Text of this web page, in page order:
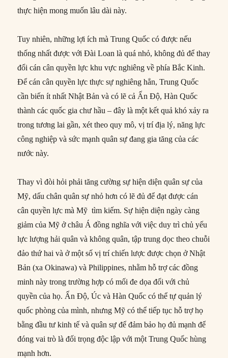
thực hiện mong muốn lâu dài này.
Tuy nhiên, những lợi ích mà Trung Quốc có được nếu
thống nhất được với Đài Loan là quá nhỏ, không đủ để thay
đổi cán cân quyền lực khu vực nghiêng về phía Bắc Kinh.
Để cán cân quyền lực thực sự nghiêng hẳn, Trung Quốc
cần biến ít nhất Nhật Bản và có lẽ cả Ấn Độ, Hàn Quốc
thành các quốc gia chư hầu – đây là một kết quả khó xảy ra
trong tương lai gần, xét theo quy mô, vị trí địa lý, năng lực
công nghiệp và sức mạnh quân sự đang gia tăng của các
nước này.
Thay vì đòi hỏi phải tăng cường sự hiện diện quân sự của
Mỹ, dấu chân quân sự nhỏ hơn có lẽ đủ để đạt được cán
cân quyền lực mà Mỹ tìm kiếm. Sự hiện diện ngày càng
giảm của Mỹ ở châu Á đồng nghĩa với việc duy trì chủ yếu
lực lượng hải quân và không quân, tập trung dọc theo chuỗi
đảo thứ hai và ở một số vị trí chiến lược được chọn ở Nhật
Bản (xa Okinawa) và Philippines, nhằm hỗ trợ các đồng
minh này trong trường hợp có mối đe dọa đối với chủ
quyền của họ. Ấn Độ, Úc và Hàn Quốc có thể tự quản lý
quốc phòng của mình, nhưng Mỹ có thể tiếp tục hỗ trợ họ
bằng đầu tư kinh tế và quân sự để đảm bảo họ đủ mạnh để
đóng vai trò là đối trọng độc lập với một Trung Quốc hùng
mạnh hơn.